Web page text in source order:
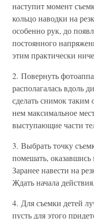
наступит момент
кольцо наводки на
особенно рук, до
постоянного
этим практически
2. Повернуть
располагалась вдоль
сделать снимок таким
нем максимальное
выступающие части
3. Выбрать точку
помешать,
Заранее навести на
Ждать начала действия.
4. Для съемки детей
пусть для этого